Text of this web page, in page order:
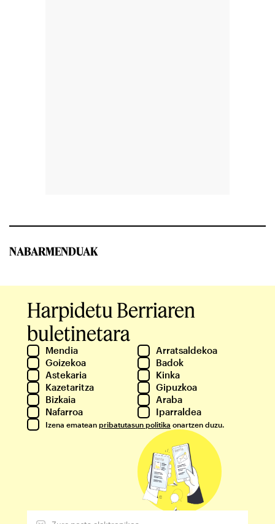
NABARMENDUAK
Harpidetu Berriaren
buletinetara
Mendia
Arratsaldekoa
Goizekoa
Badok
Astekaria
Kinka
Kazetaritza
Gipuzkoa
Bizkaia
Araba
Nafarroa
Iparraldea
Izena ematean pribatutasun politika onartzen duzu.